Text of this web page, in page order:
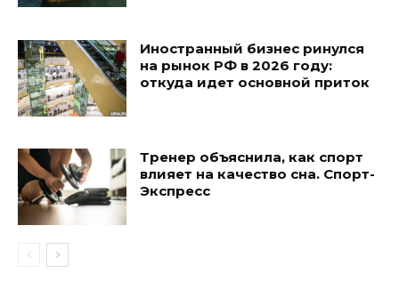
Иностранный бизнес ринулся
на рынок РФ в 2026 году:
откуда идет основной приток
Тренер объяснила, как спорт
влияет на качество сна. Спорт-
Экспресс